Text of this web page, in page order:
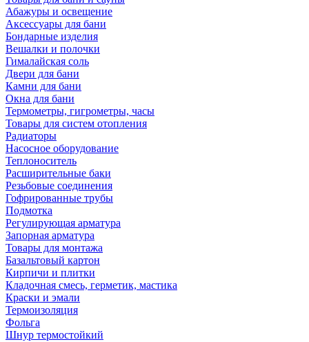
Абажуры и освещение
Аксессуары для бани
Бондарные изделия
Вешалки и полочки
Гималайская соль
Двери для бани
Камни для бани
Окна для бани
Термометры, гигрометры, часы
Товары для систем отопления
Радиаторы
Насосное оборудование
Теплоноситель
Расширительные баки
Резьбовые соединения
Гофрированные трубы
Подмотка
Регулирующая арматура
Запорная арматура
Товары для монтажа
Базальтовый картон
Кирпичи и плитки
Кладочная смесь, герметик, мастика
Краски и эмали
Термоизоляция
Фольга
Шнур термостойкий